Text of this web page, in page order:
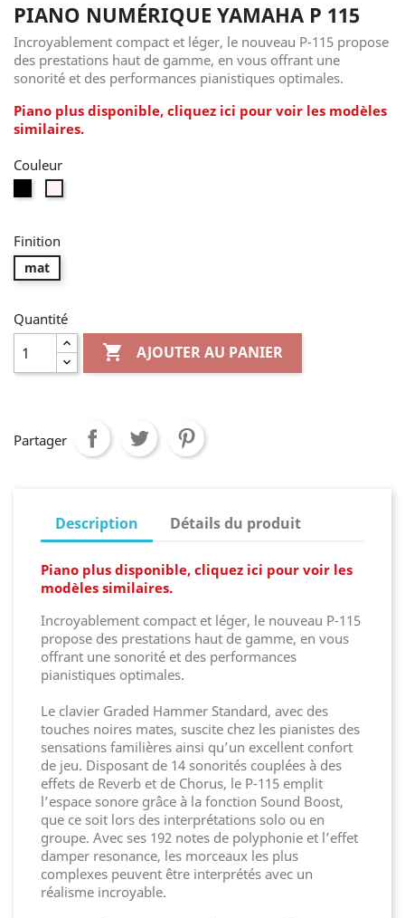
PIANO NUMÉRIQUE YAMAHA P 115
Incroyablement compact et léger, le nouveau P-115 propose
des prestations haut de gamme, en vous offrant une
sonorité et des performances pianistiques optimales.
Piano plus disponible, cliquez ici pour voir les modèles
similaires.
Couleur
Finition
mat
Quantité
 AJOUTER AU PANIER
Partager
Description Détails du produit
Piano plus disponible, cliquez ici pour voir les
modèles similaires.
Incroyablement compact et léger, le nouveau P-115
propose des prestations haut de gamme, en vous
offrant une sonorité et des performances
pianistiques optimales.
Le clavier Graded Hammer Standard, avec des
touches noires mates, suscite chez les pianistes des
sensations familières ainsi qu’un excellent confort
de jeu. Disposant de 14 sonorités couplées à des
effets de Reverb et de Chorus, le P-115 emplit
l’espace sonore grâce à la fonction Sound Boost,
que ce soit lors des interprétations solo ou en
groupe. Avec ses 192 notes de polyphonie et l’effet
damper resonance, les morceaux les plus
complexes peuvent être interprétés avec un
réalisme incroyable.